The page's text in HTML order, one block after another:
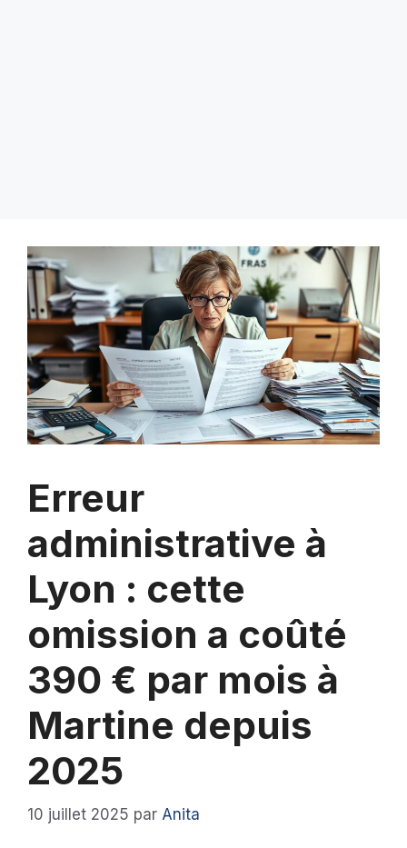
Erreur
administrative à
Lyon : cette
omission a coûté
390 € par mois à
Martine depuis
2025
10 juillet 2025 par Anita